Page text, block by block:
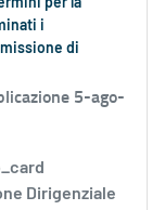
per la
i
di
5-ago-
Dirigenziale